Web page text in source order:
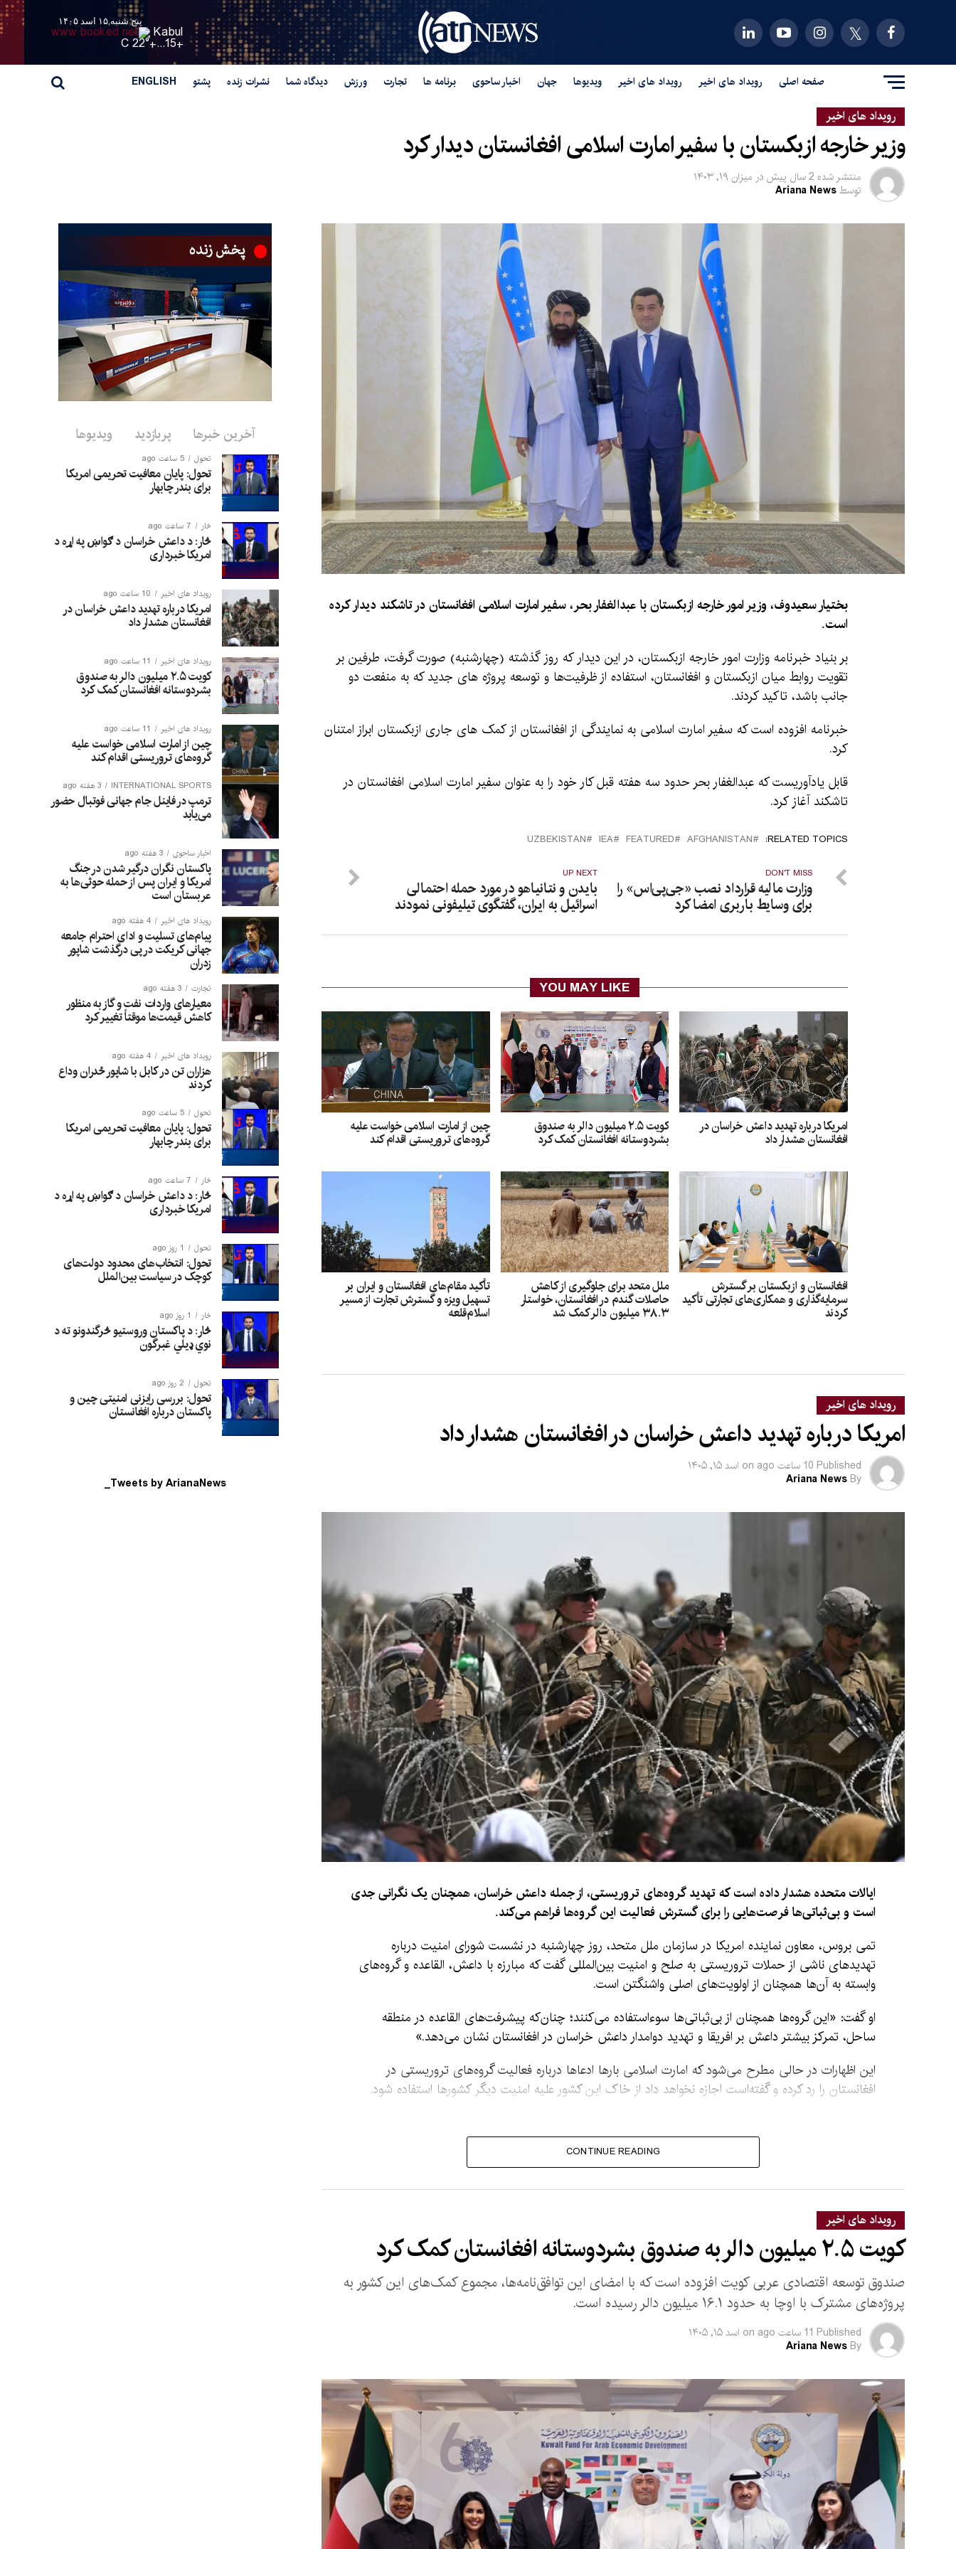
پنج شنبه,۱۵ اسد ۱۴۰۵
Kabul
+
15...
+
22° C
صفحه اصلی رویداد های اخیر رویداد های اخیر ویدیوها جهان اخبار ساحوی برنامه ها تجارت ورزش دیدگاه شما نشرات زنده پشتو ENGLISH
رویداد های اخیر
وزیر خارجه ازبکستان با سفیر امارت اسلامی افغانستان دیدار کرد
منتشر شده 2 سال پیش در میزان ۱۹, ۱۴۰۳
توسطAriana News
بختیار سعیدوف، وزیر امور خارجه ازبکستان با عبدالغفار بحر، سفیر امارت اسلامی افغانستان در تاشکند دیدار کرده
است.
بر بنیاد خبرنامه وزارت امور خارجه ازبکستان، در این دیدار که روز گذشته (چهارشنبه) صورت گرفت، طرفین بر
تقویت روابط میان ازبکستان و افغانستان، استفاده از ظرفیت‌ها و توسعه پروژه های جدید که به منفعت دو
جانب باشد، تاکید کردند.
خبرنامه افزوده است که سفیر امارت اسلامی به نمایندگی از افغانستان از کمک های جاری ازبکستان ابراز امتنان
کرد.
قابل یادآوریست که عبدالغفار بحر حدود سه هفته قبل کار خود را به عنوان سفیر امارت اسلامی افغانستان در
تاشکند آغاز کرد.
RELATED TOPICS:
AFGHANISTAN
FEATURED
IEA
UZBEKISTAN
UP NEXT
بایدن و نتانیاهو در مورد حمله احتمالی
اسرائیل به ایران، گفتگوی تیلیفونی نمودند
DON'T MISS
وزارت مالیه قرارداد نصب «جی‌پی‌اس‌» را
برای وسایط باربری امضا کرد
YOU MAY LIKE
امریکا درباره تهدید داعش خراسان در
افغانستان هشدار داد
کویت ۲.۵ میلیون دالر به صندوق
بشردوستانه افغانستان کمک کرد
چین از امارت اسلامی خواست علیه
گروه‌های تروریستی اقدام کند
افغانستان و ازبکستان بر گسترش
سرمایه‌گذاری و همکاری‌های تجارتی تأکید
کردند
ملل متحد برای جلوگیری از کاهش
حاصلات گندم در افغانستان، خواستار
۳۸.۳ میلیون دالر کمک شد
تأکید مقام‌های افغانستان و ایران بر
تسهیل ویزه و گسترش تجارت از مسیر
اسلام‌قلعه
رویداد های اخیر
امریکا درباره تهدید داعش خراسان در افغانستان هشدار داد
Published 10 ساعت ago on اسد ۱۵, ۱۴۰۵
By
Ariana News
ایالات متحده هشدار داده است که تهدید گروه‌های تروریستی، از جمله داعش خراسان، همچنان یک نگرانی جدی
است و بی‌ثباتی‌ها فرصت‌هایی را برای گسترش فعالیت این گروه‌ها فراهم می‌کند.
تمی بروس، معاون نماینده امریکا در سازمان ملل متحد، روز چهارشنبه در نشست شورای امنیت درباره
تهدیدهای ناشی از حملات تروریستی به صلح و امنیت بین‌المللی گفت که مبارزه با داعش، القاعده و گروه‌های
وابسته به آن‌ها همچنان از اولویت‌های اصلی واشنگتن است.
او گفت: «این گروه‌ها همچنان از بی‌ثباتی‌ها سوءاستفاده می‌کنند؛ چنان‌که پیشرفت‌های القاعده در منطقه
ساحل، تمرکز بیشتر داعش بر افریقا و تهدید دوامدار داعش خراسان در افغانستان نشان می‌دهد.»
این اظهارات در حالی مطرح می‌شود که امارت اسلامی بارها ادعاها درباره فعالیت گروه‌های تروریستی در
افغانستان را رد کرده و گفته‌است اجازه نخواهد داد از خاک این کشور علیه امنیت دیگر کشورها استفاده شود.
CONTINUE READING
رویداد های اخیر
کویت ۲.۵ میلیون دالر به صندوق بشردوستانه افغانستان کمک کرد
صندوق توسعه اقتصادی عربی کویت افزوده است که با امضای این توافق‌نامه‌ها، مجموع کمک‌های این کشور به
پروژه‌های مشترک با اوچا به حدود ۱۶.۱ میلیون دالر رسیده است.
Published 11 ساعت ago on اسد ۱۵, ۱۴۰۵
By
Ariana News
آخرین خبرها پربازدید ویدیوها
تحول 5 ساعت ago
تحول: پایان معافیت تحریمی امریکا
برای بندر چابهار
څار 7 ساعت ago
څار: د داعش خراسان د ګواښ په اړه د
امریکا خبرداری
رویداد های اخیر 10 ساعت ago
امریکا درباره تهدید داعش خراسان در
افغانستان هشدار داد
رویداد های اخیر 11 ساعت ago
کویت ۲.۵ میلیون دالر به صندوق
بشردوستانه افغانستان کمک کرد
رویداد های اخیر 11 ساعت ago
چین از امارت اسلامی خواست علیه
گروه‌های تروریستی اقدام کند
INTERNATIONAL SPORTS 3 هفته ago
ترمپ در فاینل جام جهانی فوتبال حضور
می‌یابد
اخبار ساحوی 3 هفته ago
پاکستان نگران درگیر شدن در جنگ
امریکا و ایران پس از حمله حوثی‌ها به
عربستان است
رویداد های اخیر 4 هفته ago
پیام‌های تسلیت و ادای احترام جامعه
جهانی کریکت در پی درگذشت شاپور
زدران
تجارت 3 هفته ago
معیارهای واردات نفت و گاز به منظور
کاهش قیمت‌ها موقتاً تغییر کرد
رویداد های اخیر 4 هفته ago
هزاران تن در کابل با شاپور ځدران وداع
کردند
تحول 5 ساعت ago
تحول: پایان معافیت تحریمی امریکا
برای بندر چابهار
څار 7 ساعت ago
څار: د داعش خراسان د ګواښ په اړه د
امریکا خبرداری
تحول 1 روز ago
تحول: انتخاب‌های محدود دولت‌های
کوچک در سیاست بین‌الملل
څار 1 روز ago
څار: د پاکستان وروستیو څرگندونو ته د
نوي ډیلي غبرگون
تحول 2 روز ago
تحول: بررسی رایزنی امنیتی چین و
پاکستان درباره افغانستان
Tweets by ArianaNews_